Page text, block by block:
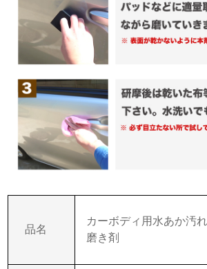
品名
カーボディ用水あか汚
磨き剤